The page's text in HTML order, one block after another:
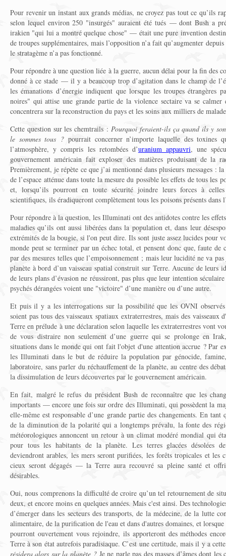
Pour revenir un instant aux grands médias, ne croyez pas tout ce qu’ils
selon lequel environ 250 "insurgés" auraient été tués — dont Bush a
irakien "qui lui a montré quelque chose" — était une pure invention
de troupes supplémentaires, mais l’opposition n’a fait qu’augmenter
le stratagème n’a pas fonctionné.
Pour répondre à une question liée à la guerre, aucun délai pour la fin des
donné à ce stade — il y a beaucoup trop d’agitation dans le champ de
les émanations d’énergie indiquent que lorsque les troupes étrangères
noires" qui attise une grande partie de la violence sectaire va se
concentrera sur la reconstruction du pays et les soins aux milliers de
Cette question sur les chemtrails : Pourquoi feraient-ils ça quand ils y
le sommes tous ? pourrait concerner n’importe laquelle des toxines
l’atmosphère, y compris les retombées d’uranium appauvri, une
gouvernement américain fait exploser des matières produisant de la
Premièrement, je répète ce que j’ai mentionné dans plusieurs messages :
de l’espace atténue dans toute la mesure du possible les effets de tous
et, lorsqu’ils pourront en toute sécurité joindre leurs forces à
scientifiques, ils éradiqueront complètement tous les poisons présents dans
Pour répondre à la question, les Illuminati ont des antidotes contre les
maladies qu’ils ont aussi libérées dans la population et, dans leur
extrémités de la bougie, si l'on peut dire. Ils sont juste assez lucides pour
monde peut se terminer par un échec total, et pensent donc que, faute
par des mesures telles que l’empoisonnement ; mais leur lucidité ne va
planète à bord d’un vaisseau spatial construit sur Terre. Aucune de leurs
de leurs plans d’évasion ne réussiront, pas plus que leur intention
psychés dérangées voient une "victoire" d’une manière ou d’une autre.
Et puis il y a les interrogations sur la possibilité que les OVNI
soient pas tous des vaisseaux spatiaux extraterrestres, mais des vaisseaux
Terre en prélude à une déclaration selon laquelle les extraterrestres vont
de vous distraire non seulement d’une guerre qui se prolonge en
situations dans le monde qui ont fait l'objet d'une attention accrue ? Par
les Illuminati dans le but de réduire la population par génocide,
laboratoire, sans parler du réchauffement de la planète, au centre des
la dissimulation de leurs découvertes par le gouvernement américain.
En fait, malgré le refus du président Bush de reconnaître que les
importants — encore une fois sur ordre des Illuminati, qui possèdent la
elle-même est responsable d’une grande partie des changements. En
de la diminution de la polarité qui a longtemps prévalu, la fonte des
météorologiques annoncent un retour à un climat modéré mondial qui
pour tous les habitants de la planète. Les terres glacées désolées
deviendront arables, les mers seront purifiées, les forêts tropicales et les
cieux seront dégagés — la Terre aura recouvré sa pleine santé et
désirables.
Oui, nous comprenons la difficulté de croire qu’un tel retournement de
deux, et encore moins en quelques années. Mais c'est ainsi. Des
d’émerger dans les secteurs des transports, de la médecine, de la lutte
alimentaire, de la purification de l'eau et dans d'autres domaines, et
pourront ouvertement vous rejoindre, ils apporteront des méthodes
Terre à son état autrefois paradisiaque. C’est une certitude, mais il y a
résidera alors sur la planète ? Je ne parle pas des masses d’âmes dont